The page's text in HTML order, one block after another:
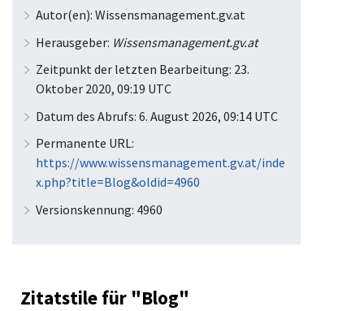
Autor(en): Wissensmanagement.gv.at
Herausgeber: Wissensmanagement.gv.at
Zeitpunkt der letzten Bearbeitung: 23.
Oktober 2020, 09:19 UTC
Datum des Abrufs: 6. August 2026, 09:14 UTC
Permanente URL:
https://www.wissensmanagement.gv.at/inde
x.php?title=Blog&oldid=4960
Versionskennung: 4960
Zitatstile für "Blog"